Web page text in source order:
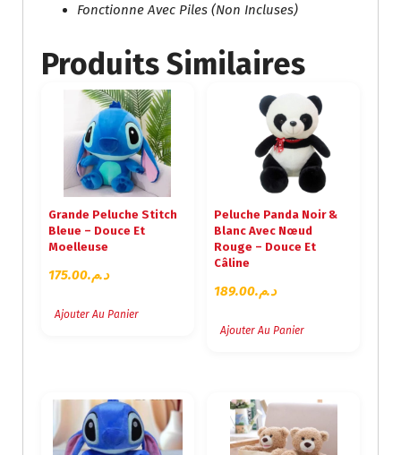
Fonctionne Avec Piles (non Incluses)
Produits Similaires
Grande Peluche Stitch
Bleue – Douce Et
Moelleuse
د.م.175.00
Ajouter Au Panier
Peluche Panda Noir &
Blanc Avec Nœud
Rouge – Douce Et
Câline
د.م.189.00
Ajouter Au Panier